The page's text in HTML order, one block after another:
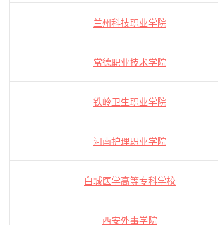
兰州科技职业学院
常德职业技术学院
铁岭卫生职业学院
河南护理职业学院
白城医学高等专科学校
西安外事学院